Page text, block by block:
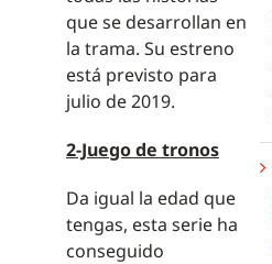
que se desarrollan en
la trama. Su estreno
está previsto para
julio de 2019.
2-Juego de tronos
Da igual la edad que
tengas, esta serie ha
conseguido